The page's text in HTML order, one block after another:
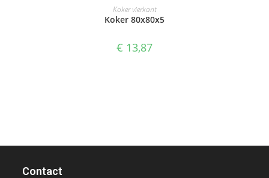
SELECTEER OPTIES
Koker vierkant
Koker 80x80x5
€ 13,87
Contact